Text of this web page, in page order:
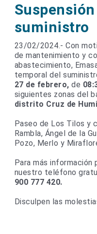
suministro
23/02/2024.- Con
de mantenimiento y
abastecimiento,
temporal del
27 de febrero, de
siguientes zonas del
distrito Cruz de
Paseo de Los Tilos y
Rambla, Ángel de la
Pozo, Merlo y
Para más
nuestro teléfono
900 777 420.
Disculpen las